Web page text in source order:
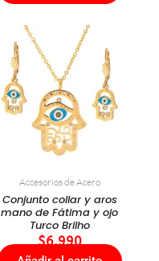
Accesorios de Acero
Conjunto collar y aros
mano de Fátima y ojo
Turco Brilho
$6.990